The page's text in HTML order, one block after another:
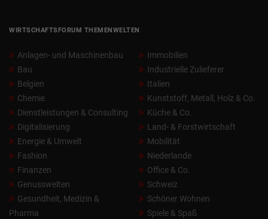
WIRTSCHAFTSFORUM THEMENWELTEN
Anlagen- und Maschinenbau
Bau
Belgien
Chemie
Dienstleistungen & Consulting
Digitalisierung
Energie & Umwelt
Fashion
Finanzen
Genusswelten
Gesundheit, Medizin &
Pharma
Immobilien
Industrielle Zulieferer
Italien
Kunststoff, Metall, Holz & Co.
Küche & Co.
Land- & Forstwirtschaft
Mobilität
Niederlande
Office & Co.
Schweiz
Schöner Wohnen
Spiele & Spaß